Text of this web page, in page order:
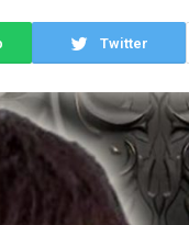
Twitter